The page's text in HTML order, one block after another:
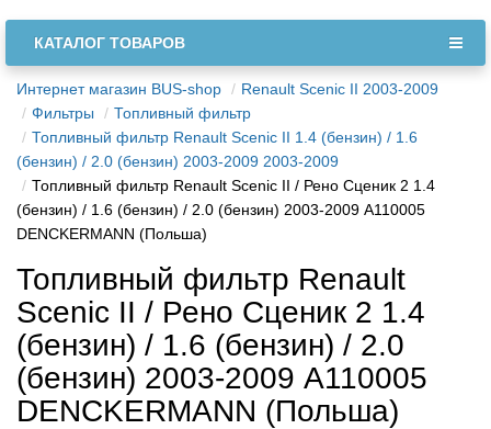
КАТАЛОГ ТОВАРОВ
Интернет магазин BUS-shop
Renault Scenic II 2003-2009
Фильтры
Топливный фильтр
Топливный фильтр Renault Scenic II 1.4 (бензин) / 1.6
(бензин) / 2.0 (бензин) 2003-2009 2003-2009
Топливный фильтр Renault Scenic II / Рено Сценик 2 1.4
(бензин) / 1.6 (бензин) / 2.0 (бензин) 2003-2009 A110005
DENCKERMANN (Польша)
Топливный фильтр Renault
Scenic II / Рено Сценик 2 1.4
(бензин) / 1.6 (бензин) / 2.0
(бензин) 2003-2009 A110005
DENCKERMANN (Польша)